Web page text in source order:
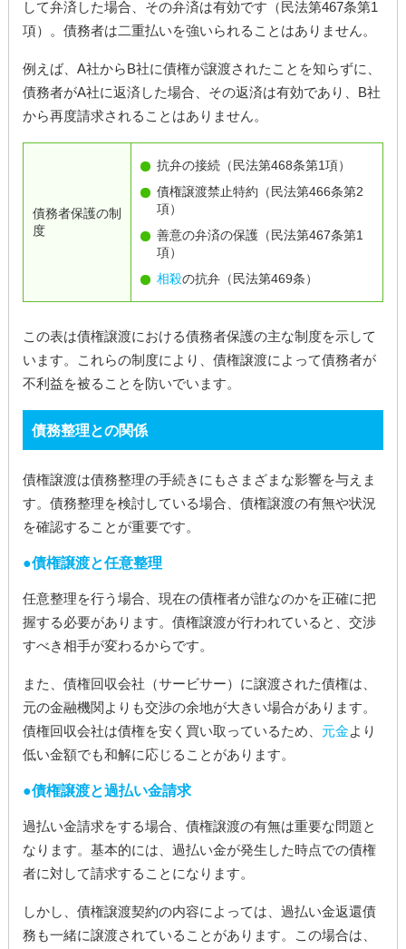
して弁済した場合、その弁済は有効です（民法第467条第1
項）。債務者は二重払いを強いられることはありません。
例えば、A社からB社に債権が譲渡されたことを知らずに、
債務者がA社に返済した場合、その返済は有効であり、B社
から再度請求されることはありません。
債務者保護の制
度
抗弁の接続（民法第468条第1項）
債権譲渡禁止特約（民法第466条第2
項）
善意の弁済の保護（民法第467条第1
項）
相殺の抗弁（民法第469条）
この表は債権譲渡における債務者保護の主な制度を示して
います。これらの制度により、債権譲渡によって債務者が
不利益を被ることを防いでいます。
債務整理との関係
債権譲渡は債務整理の手続きにもさまざまな影響を与えま
す。債務整理を検討している場合、債権譲渡の有無や状況
を確認することが重要です。
債権譲渡と任意整理
任意整理を行う場合、現在の債権者が誰なのかを正確に把
握する必要があります。債権譲渡が行われていると、交渉
すべき相手が変わるからです。
また、債権回収会社（サービサー）に譲渡された債権は、
元の金融機関よりも交渉の余地が大きい場合があります。
債権回収会社は債権を安く買い取っているため、 元金より
低い金額でも和解に応じることがあります。
債権譲渡と過払い金請求
過払い金請求をする場合、債権譲渡の有無は重要な問題と
なります。基本的には、過払い金が発生した時点での債権
者に対して請求することになります。
しかし、債権譲渡契約の内容によっては、過払い金返還債
務も一緒に譲渡されていることがあります。この場合は、